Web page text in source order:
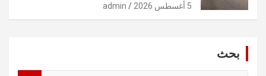
5 أغسطس 2026 admin
بحث